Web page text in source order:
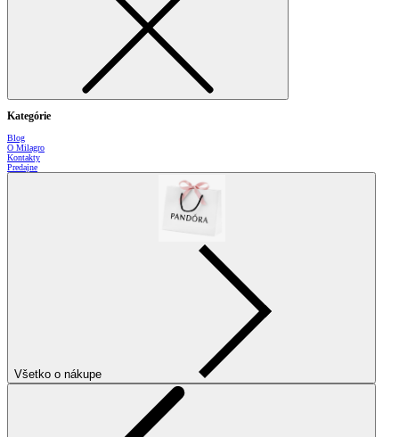
Kategórie
Blog
O Milagro
Kontakty
Predajne
Všetko o nákupe